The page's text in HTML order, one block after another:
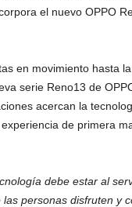
el nuevo OPPO
en movimiento hasta
serie Reno13 de
acercan la
de primera
debe estar al
personas disfruten y